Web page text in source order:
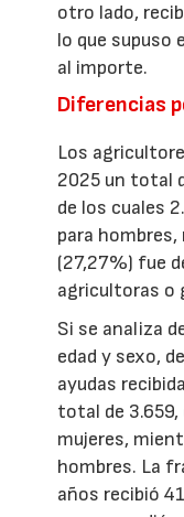
otro lado,
lo que supuso
al importe.
Diferencias
Los
2025 un total
de los cuales
para
(27,27%) fue
agricultoras o
Si se analiza
edad y sexo,
ayudas
total de
mujeres,
hombres. La
años recibió